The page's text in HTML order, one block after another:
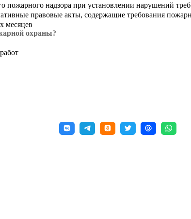
пожарного надзора при установлении нарушений
правовые акты, содержащие требования
месяцев
охраны?